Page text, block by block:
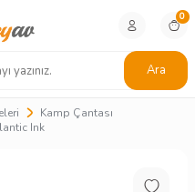
Ara
0
Kamp Çantası
Ink